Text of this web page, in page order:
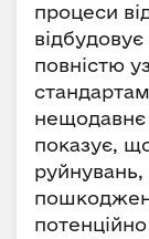
процеси
повністю
показує,
руйнувань,